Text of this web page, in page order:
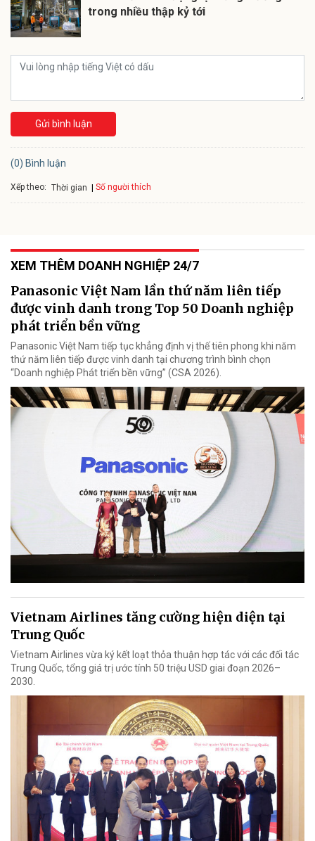
trong nhiều thập kỷ tới
Gửi bình luận
(0) Bình luận
Xếp theo: Thời gian Số người thích
XEM THÊM DOANH NGHIỆP 24/7
Panasonic Việt Nam lần thứ năm liên tiếp
được vinh danh trong Top 50 Doanh nghiệp
phát triển bền vững
Panasonic Việt Nam tiếp tục khẳng định vị thế tiên phong khi năm
thứ năm liên tiếp được vinh danh tại chương trình bình chọn
“Doanh nghiệp Phát triển bền vững” (CSA 2026).
Vietnam Airlines tăng cường hiện diện tại
Trung Quốc
Vietnam Airlines vừa ký kết loạt thỏa thuận hợp tác với các đối tác
Trung Quốc, tổng giá trị ước tính 50 triệu USD giai đoạn 2026–
2030.